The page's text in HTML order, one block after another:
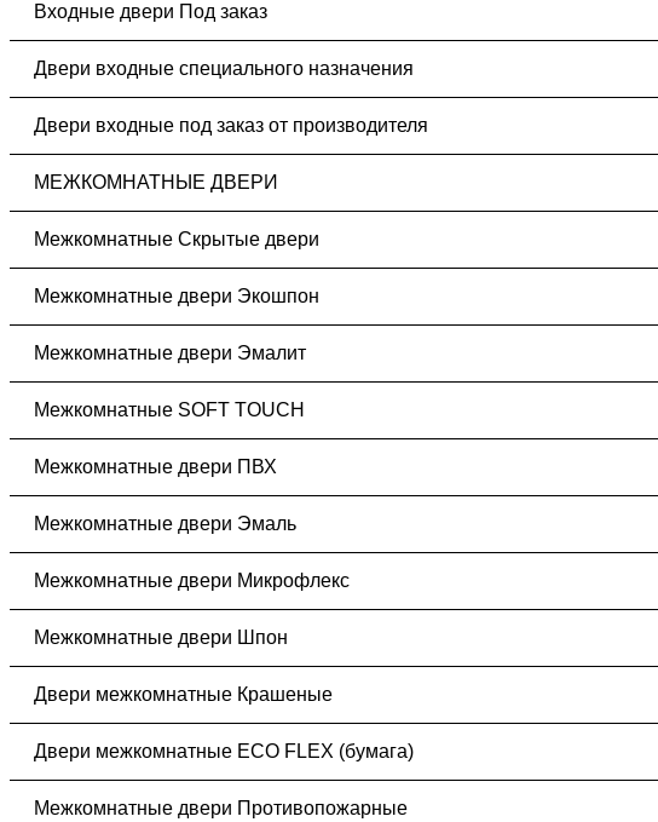
Входные двери Под заказ
Двери входные специального назначения
Двери входные под заказ от производителя
МЕЖКОМНАТНЫЕ ДВЕРИ
Межкомнатные Скрытые двери
Межкомнатные двери Экошпон
Межкомнатные двери Эмалит
Межкомнатные SOFT TOUCH
Межкомнатные двери ПВХ
Межкомнатные двери Эмаль
Межкомнатные двери Микрофлекс
Межкомнатные двери Шпон
Двери межкомнатные Крашеные
Двери межкомнатные ECO FLEX (бумага)
Межкомнатные двери Противопожарные